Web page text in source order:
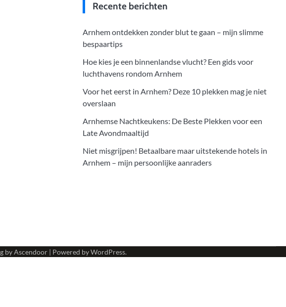
Recente berichten
Arnhem ontdekken zonder blut te gaan – mijn slimme
bespaartips
Hoe kies je een binnenlandse vlucht? Een gids voor
luchthavens rondom Arnhem
Voor het eerst in Arnhem? Deze 10 plekken mag je niet
overslaan
Arnhemse Nachtkeukens: De Beste Plekken voor een
Late Avondmaaltijd
Niet misgrijpen! Betaalbare maar uitstekende hotels in
Arnhem – mijn persoonlijke aanraders
byAscendoor| Powered byWordPress.